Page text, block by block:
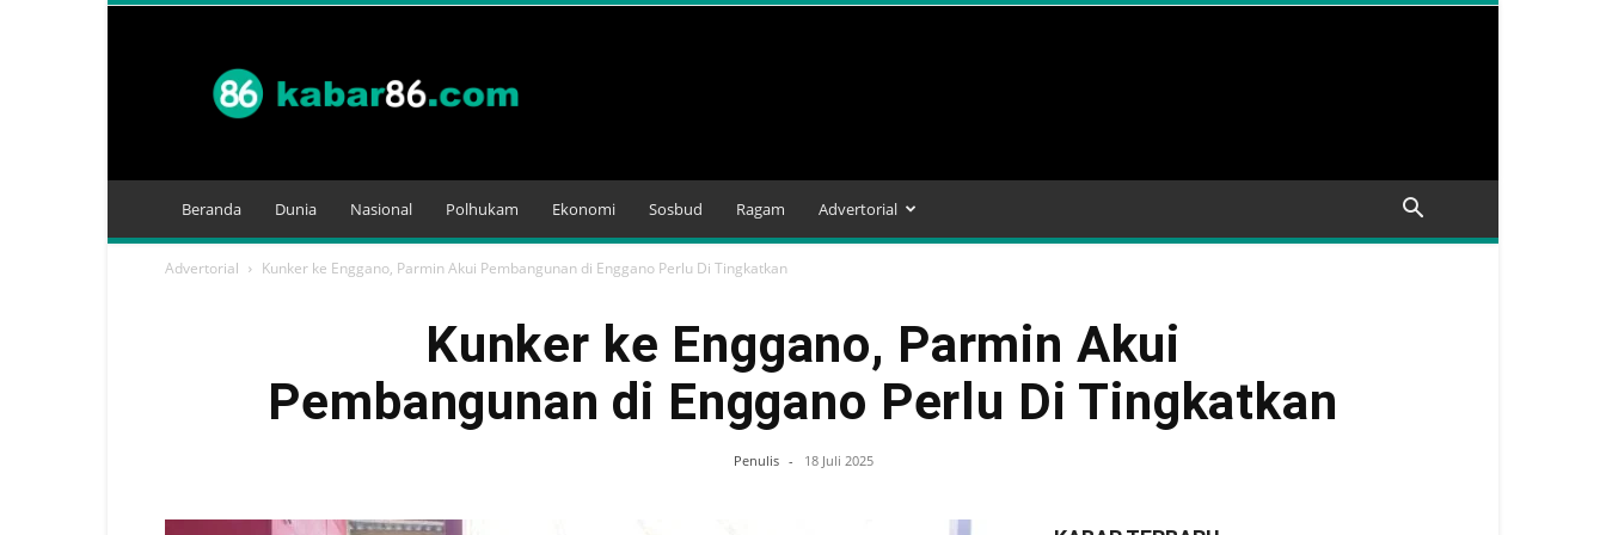
Beranda Dunia Nasional Polhukam Ekonomi Sosbud Ragam Advertorial
Advertorial Kunker ke Enggano, Parmin Akui Pembangunan di Enggano Perlu Di Tingkatkan
Kunker ke Enggano, Parmin Akui
Pembangunan di Enggano Perlu Di Tingkatkan
Penulis - 18 Juli 2025